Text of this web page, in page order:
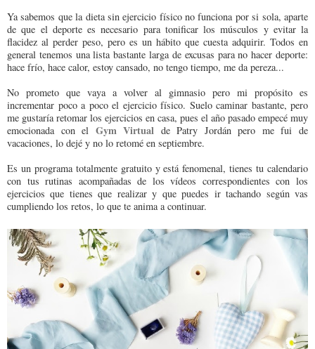
Ya sabemos que la dieta sin ejercicio físico no funciona por si sola, aparte
de que el deporte es necesario para tonificar los músculos y evitar la
flacidez al perder peso, pero es un hábito que cuesta adquirir. Todos en
general tenemos una lista bastante larga de excusas para no hacer deporte:
hace frío, hace calor, estoy cansado, no tengo tiempo, me da pereza...
No prometo que vaya a volver al gimnasio pero mi propósito es
incrementar poco a poco el ejercicio físico. Suelo caminar bastante, pero
me gustaría retomar los ejercicios en casa, pues el año pasado empecé muy
emocionada con el Gym Virtual de Patry Jordán pero me fui de
vacaciones, lo dejé y no lo retomé en septiembre.
Es un programa totalmente gratuito y está fenomenal, tienes tu calendario
con tus rutinas acompañadas de los vídeos correspondientes con los
ejercicios que tienes que realizar y que puedes ir tachando según vas
cumpliendo los retos, lo que te anima a continuar.